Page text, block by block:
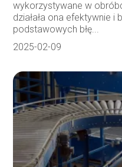
wykorzystywane w
działała ona efektywnie
podstawowych błę...
2025-02-09